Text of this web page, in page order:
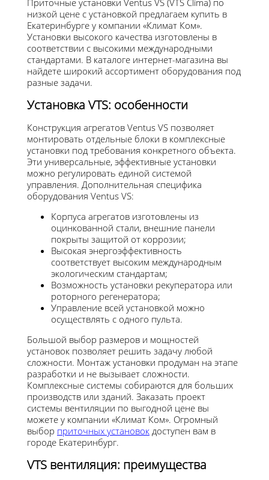
низкой цене с установкой предлагаем купить в
Екатеринбурге у компании «Климат Ком».
Установки высокого качества изготовлены в
соответствии с высокими международными
стандартами. В каталоге интернет-магазина вы
найдете широкий ассортимент оборудования под
разные задачи.
Установка VTS: особенности
Конструкция агрегатов Ventus VS позволяет
монтировать отдельные блоки в комплексные
установки под требования конкретного объекта.
Эти универсальные, эффективные установки
можно регулировать единой системой
управления. Дополнительная специфика
оборудования Ventus VS:
Корпуса агрегатов изготовлены из
оцинкованной стали, внешние панели
покрыты защитой от коррозии;
Высокая энергоэффективность
соответствует высоким международным
экологическим стандартам;
Возможность установки рекуператора или
роторного регенератора;
Управление всей установкой можно
осуществлять с одного пульта.
Большой выбор размеров и мощностей
установок позволяет решить задачу любой
сложности. Монтаж установки продуман на этапе
разработки и не вызывает сложности.
Комплексные системы собираются для больших
производств или зданий. Заказать проект
системы вентиляции по выгодной цене вы
можете у компании «Климат Ком». Огромный
выбор приточных установок доступен вам в
городе Екатеринбург.
VTS вентиляция: преимущества